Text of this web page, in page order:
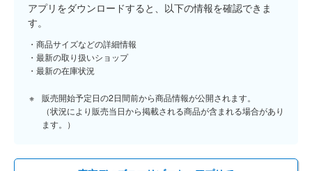
アプリをダウンロードすると、以下の情報を確認できま
す。
商品サイズなどの詳細情報
最新の取り扱いショップ
最新の在庫状況
販売開始予定日の2日間前から商品情報が公開されます。
（状況により販売当日から掲載される商品が含まれる場合があり
ます。）